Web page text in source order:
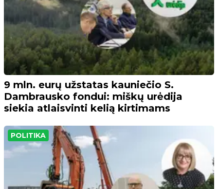
9 mln. eurų užstatas kauniečio S.
Dambrausko fondui: miškų urėdija
siekia atlaisvinti kelią kirtimams
POLITIKA